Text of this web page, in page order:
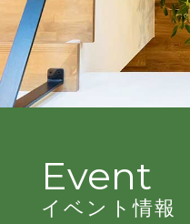
Event
イベント情報